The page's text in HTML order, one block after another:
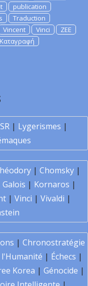
publication
Traduction
Vincent Vinci
ZEE
Καταγραφή
| Lygerismes |
| Chomsky|
Galois | Kornaros |
| Vinci | Vivaldi |
| Chronostratégie
| Échecs |
Korea | Génocide |